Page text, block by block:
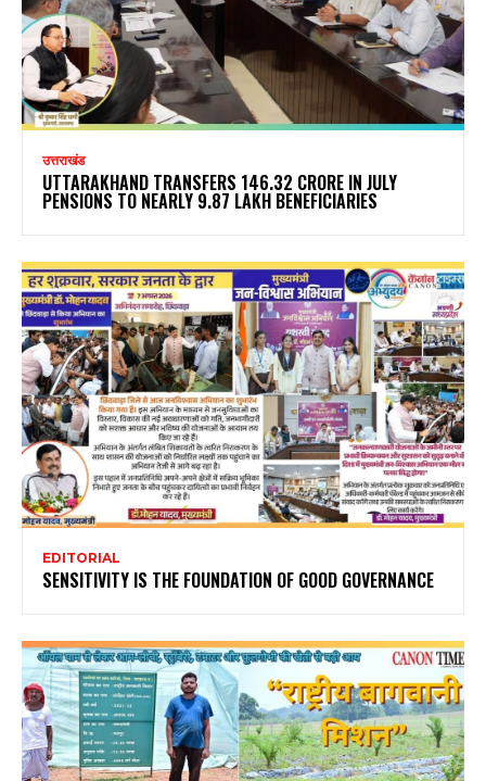
उत्तराखंड
UTTARAKHAND TRANSFERS ₹146.32 CRORE IN JULY
PENSIONS TO NEARLY 9.87 LAKH BENEFICIARIES
EDITORIAL
SENSITIVITY IS THE FOUNDATION OF GOOD GOVERNANCE